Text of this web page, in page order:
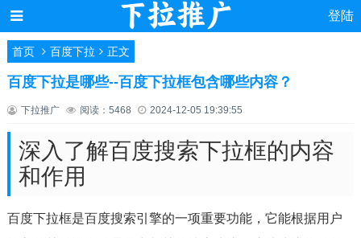
登陆
首页 百度下拉 正文
百度下拉是哪些--百度下拉框包含哪些内容？
下拉推广 阅读：5468 2024-12-05 19:39:55
深入了解百度搜索下拉框的内容
和作用
百度下拉框是百度搜索引擎的一项重要功能，它能根据用户